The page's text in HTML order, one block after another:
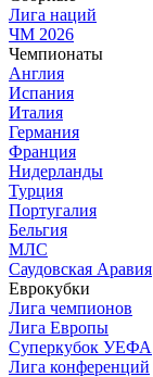
Лига наций
ЧМ 2026
Чемпионаты
Англия
Испания
Италия
Германия
Франция
Нидерланды
Турция
Португалия
Бельгия
МЛС
Саудовская Аравия
Еврокубки
Лига чемпионов
Лига Европы
Суперкубок УЕФА
Лига конференций